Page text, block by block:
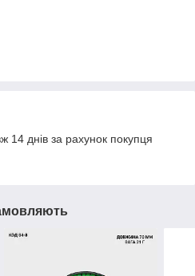
14 днів за рахунок покупця